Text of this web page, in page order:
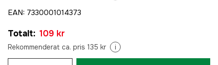
EAN: 7330001014373
Totalt: 109 kr
Rekommenderat ca. pris 135 kr i